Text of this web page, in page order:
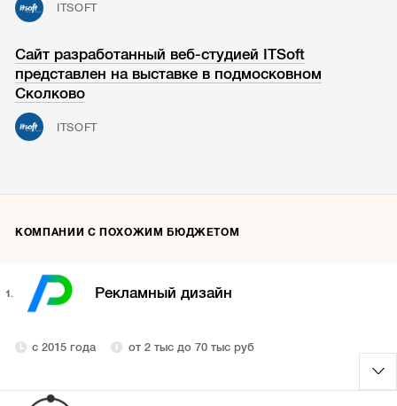
ITSOFT
Сайт разработанный веб-студией ITSoft
представлен на выставке в подмосковном
Сколково
ITSOFT
КОМПАНИИ С ПОХОЖИМ БЮДЖЕТОМ
1. Рекламный дизайн
с 2015 года от 2 тыс до 70 тыс руб